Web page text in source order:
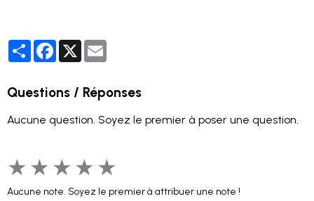
PartagerFacebook
X
Questions / Réponses
Aucune question. Soyez le premier à poser une question.
★ ★ ★ ★ ★
Aucune note. Soyez le premier à attribuer une note !